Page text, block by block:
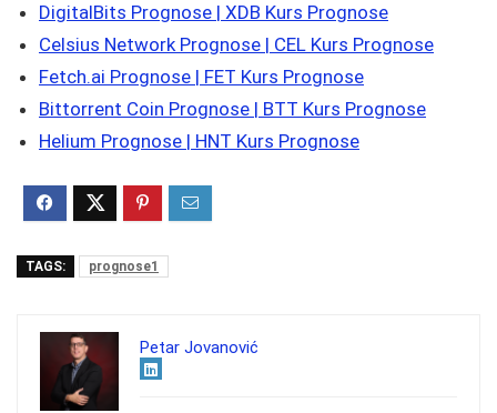
DigitalBits Prognose | XDB Kurs Prognose
Celsius Network Prognose | CEL Kurs Prognose
Fetch.ai Prognose | FET Kurs Prognose
Bittorrent Coin Prognose | BTT Kurs Prognose
Helium Prognose | HNT Kurs Prognose
TAGS: prognose1
Petar Jovanović